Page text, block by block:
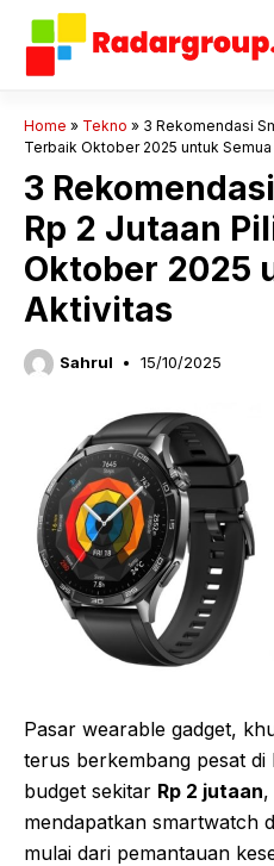
Langsung
Home » Tekno » 3 Rekomendasi
Terbaik Oktober 2025 untuk
3
Rp 2 Jutaan
Oktober 2025
Aktivitas
Sahrul 15/10/2025
Pasar wearable gadget,
terus berkembang pesat di
budget sekitar Rp 2 jutaan,
mendapatkan smartwatch
mulai dari pemantauan